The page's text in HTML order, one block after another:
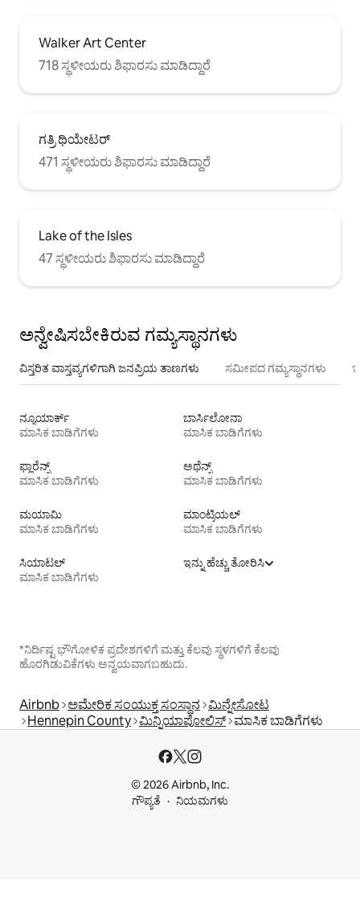
Walker Art Center
718 ಸ್ಥಳೀಯರು ಶಿಫಾರಸು ಮಾಡಿದ್ದಾರೆ
ಗತ್ರಿ ಥಿಯೇಟರ್
471 ಸ್ಥಳೀಯರು ಶಿಫಾರಸು ಮಾಡಿದ್ದಾರೆ
Lake of the Isles
47 ಸ್ಥಳೀಯರು ಶಿಫಾರಸು ಮಾಡಿದ್ದಾರೆ
ಅನ್ವೇಷಿಸಬೇಕಿರುವ ಗಮ್ಯಸ್ಥಾನಗಳು
ವಿಸ್ತರಿತ ವಾಸ್ತವ್ಯಗಳಿಗಾಗಿ ಜನಪ್ರಿಯ ತಾಣಗಳು ಸಮೀಪದ ಗಮ್ಯಸ್ಥಾನಗಳು
ನ್ಯೂಯಾರ್ಕ್
ಮಾಸಿಕ ಬಾಡಿಗೆಗಳು
ಬಾರ್ಸಿಲೋನಾ
ಮಾಸಿಕ ಬಾಡಿಗೆಗಳು
ಫ್ಲಾರೆನ್ಸ್
ಮಾಸಿಕ ಬಾಡಿಗೆಗಳು
ಅಥೆನ್ಸ್
ಮಾಸಿಕ ಬಾಡಿಗೆಗಳು
ಮಯಾಮಿ
ಮಾಸಿಕ ಬಾಡಿಗೆಗಳು
ಮಾಂಟ್ರಿಯಲ್
ಮಾಸಿಕ ಬಾಡಿಗೆಗಳು
ಸಿಯಾಟಲ್
ಮಾಸಿಕ ಬಾಡಿಗೆಗಳು
ಇನ್ನು ಹೆಚ್ಚು ತೋರಿಸಿ
*ನಿರ್ದಿಷ್ಟ ಭೌಗೋಳಿಕ ಪ್ರದೇಶಗಳಿಗೆ ಮತ್ತು ಕೆಲವು ಸ್ಥಳಗಳಿಗೆ ಕೆಲವು
ಹೊರಗಿಡುವಿಕೆಗಳು ಅನ್ವಯವಾಗಬಹುದು.
Airbnb ಅಮೇರಿಕ ಸಂಯುಕ್ತ ಸಂಸ್ಥಾನ ಮಿನ್ನೇಸೋಟ
Hennepin County ಮಿನ್ನಿಯಾಪೋಲಿಸ್ ಮಾಸಿಕ ಬಾಡಿಗೆಗಳು
© 2026 Airbnb, Inc.
ಗೌಪ್ಯತೆ
ನಿಯಮಗಳು